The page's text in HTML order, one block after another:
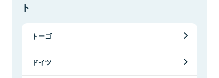
ト
トーゴ
ドイツ